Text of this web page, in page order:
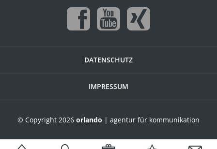
DATENSCHUTZ
IMPRESSUM
© Copyright 2026 orlando | agentur für kommunikation